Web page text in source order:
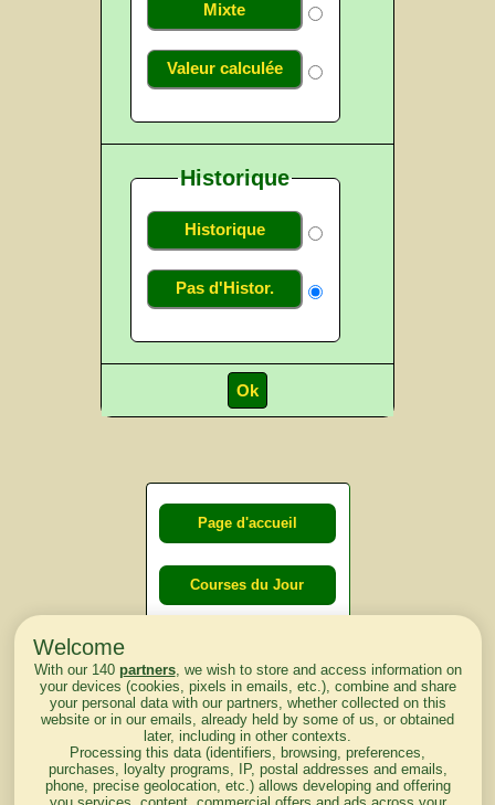
Mixte
Valeur calculée
Historique
Historique
Pas d'Histor.
Page d'accueil
Courses du Jour
lendemain
Courses
d'aujourd'hui
Welcome
With our 140 partners, we wish to store and access information on
your devices (cookies, pixels in emails, etc.), combine and share
your personal data with our partners, whether collected on this
website or in our emails, already held by some of us, or obtained
later, including in other contexts.
Processing this data (identifiers, browsing, preferences,
purchases, loyalty programs, IP, postal addresses and emails,
phone, precise geolocation, etc.) allows developing and offering
you services, content, commercial offers and ads across your